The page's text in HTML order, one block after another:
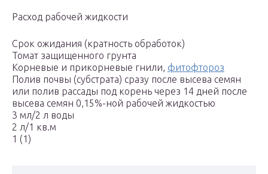
Расход рабочей жидкости
Срок ожи­да­ния (крат­ность об­ра­бо­ток)
Томат защищенного грунта
Корневые и прикорневые гнили, фитофтороз
Полив почвы (субстрата) сразу после высева семян
или полив рассады под корень через 14 дней после
высева семян 0,15%-ной рабочей жидкостью
3 мл/2 л воды
2 л/1 кв.м
1 (1)